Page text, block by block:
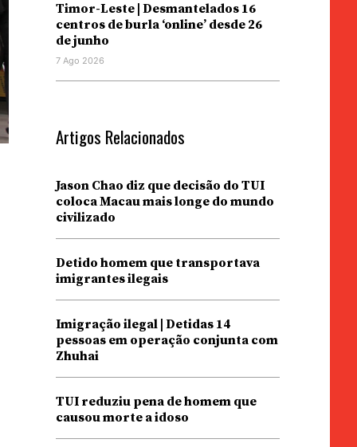
Timor-Leste | Desmantelados 16
centros de burla ‘online’ desde 26
de junho
7 Ago 2026
Artigos Relacionados
Jason Chao diz que decisão do TUI
coloca Macau mais longe do mundo
civilizado
Detido homem que transportava
imigrantes ilegais
Imigração ilegal | Detidas 14
pessoas em operação conjunta com
Zhuhai
TUI reduziu pena de homem que
causou morte a idoso